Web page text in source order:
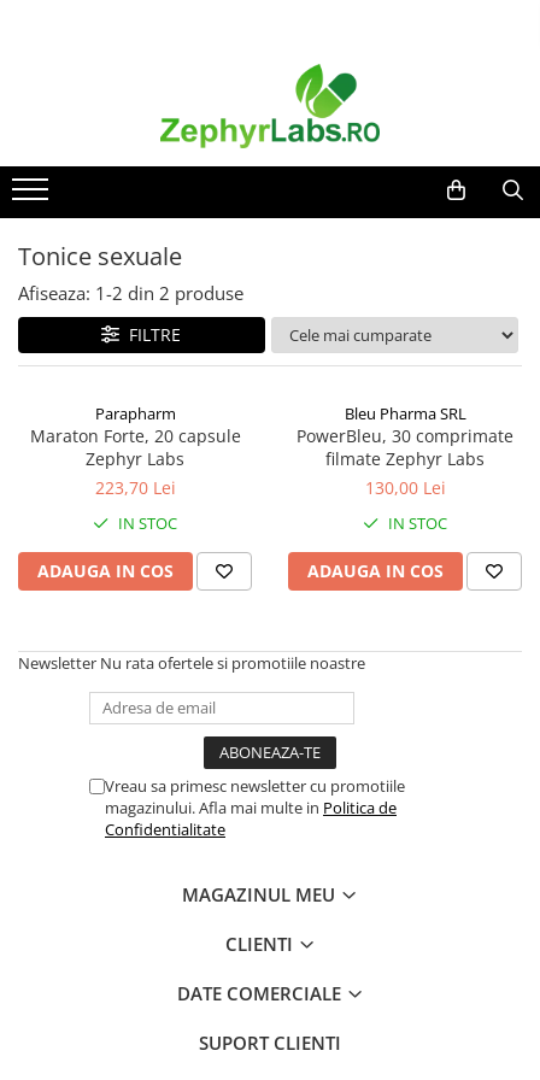
Alimentatie sanatoasa
Alimente
Dieta
Ceaiuri
Altele-Alimentatie sanatoasa
Mama si copil
Ingrijire și cosmetice
Scutece si servetele
Cosmetice copii
Protectie anti-insecte
Hrana pentru bebelusi
Suplimente alimentare copii
Produse antiparazitare
Produse pentru ingrijire si
Ingrijire maini si picioare
Tonice sexuale
Afiseaza: 1-2 din 2 produse
FILTRE
Parapharm
Maraton Forte, 20 capsule
Zephyr Labs
223,70 Lei
IN STOC
ADAUGA IN COS
Bleu Pharma SRL
PowerBleu, 30 comprimate
filmate Zephyr Labs
130,00 Lei
IN STOC
ADAUGA IN COS
Newsletter Nu rata ofertele si promotiile noastre
Vreau sa primesc newsletter cu promotiile
magazinului. Afla mai multe in Politica de
Confidentialitate
MAGAZINUL MEU
CLIENTI
DATE COMERCIALE
SUPORT CLIENTI